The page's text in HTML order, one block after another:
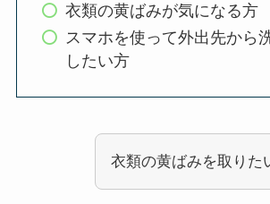
衣類の黄ばみが気になる方
スマホを使って外出先から
したい方
衣類の黄ばみを取りた